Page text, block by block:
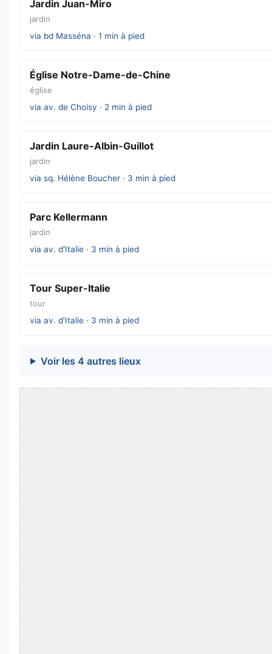
Jardin Juan-Miro
jardin
via bd Masséna · 1 min à pied
Église Notre-Dame-de-Chine
église
via av. de Choisy · 2 min à pied
Jardin Laure-Albin-Guillot
jardin
via sq. Hélène Boucher · 3 min à pied
Parc Kellermann
jardin
via av. d'Italie · 3 min à pied
Tour Super-Italie
tour
via av. d'Italie · 3 min à pied
Voir les 4 autres lieux